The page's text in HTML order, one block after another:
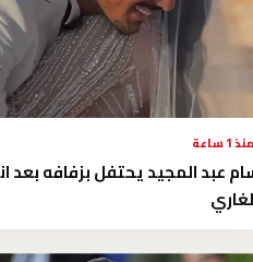
1 ساعة
عبد المجيد يحتفل بزفافه بعد